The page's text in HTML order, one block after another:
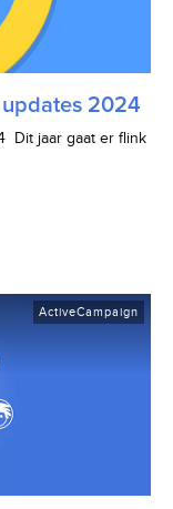
2024
Dit jaar gaat er flink
ActiveCampaign